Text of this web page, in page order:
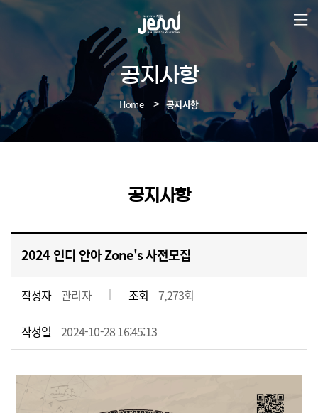
본
공지사항
Home 공지사항
공지사항
2024 인디 안아 Zone's 사전모집
작성자 관리자 조회 7,273회
작성일 2024-10-28 16:45:13